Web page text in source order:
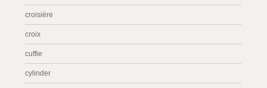
croisière
croix
cuffie
cylinder